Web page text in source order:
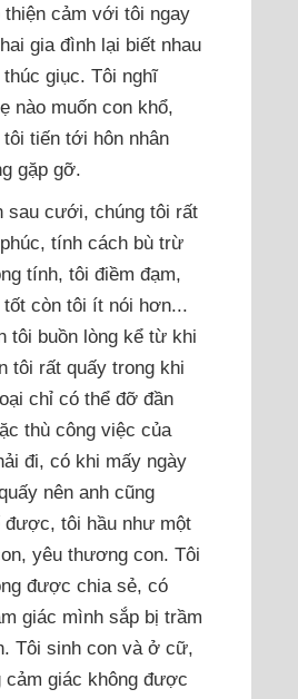
thiện cảm với tôi ngay
gia đình lại biết nhau
giục. Tôi nghĩ
nào muốn con khổ,
tiến tới hôn nhân
gặp gỡ.
sau cưới, chúng tôi rất
tính cách bù trừ
tính, tôi điềm đạm,
tốt còn tôi ít nói hơn...
tôi buồn lòng kể từ khi
tôi rất quấy trong khi
chỉ có thể đỡ đần
thù công việc của
đi, có khi mấy ngày
nên anh cũng
được, tôi hầu như một
yêu thương con. Tôi
được chia sẻ, có
giác mình sắp bị trầm
Tôi sinh con và ở cữ,
cảm giác không được